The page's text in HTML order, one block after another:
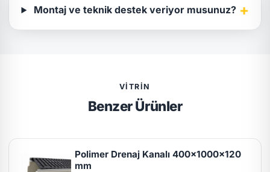
Montaj ve teknik destek veriyor musunuz? +
VITRIN
Benzer Ürünler
Polimer Drenaj Kanalı 400x1000x120
mm